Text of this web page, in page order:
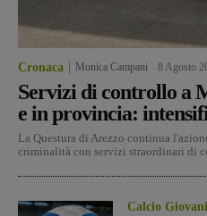
Cronaca Monica Campani 8 Agosto
Servizi di controllo a
e in provincia:
La Questura di Arezzo continua
criminalità con servizi straordinari di
Calcio